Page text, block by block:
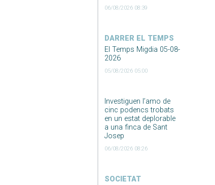
06/08/2026 08:39
DARRER EL TEMPS
El Temps Migdia 05-08-
2026
05/08/2026 05:00
Investiguen l’amo de
cinc podencs trobats
en un estat deplorable
a una finca de Sant
Josep
06/08/2026 08:26
SOCIETAT